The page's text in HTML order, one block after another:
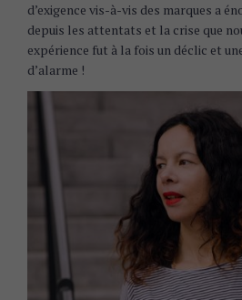
d’exigence vis-à-vis des marques a
depuis les attentats et la crise que
expérience fut à la fois un déclic et
d’alarme !